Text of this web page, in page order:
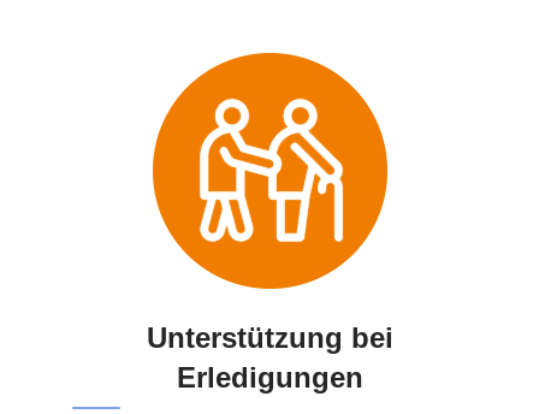
Unterstützung bei
Erledigungen